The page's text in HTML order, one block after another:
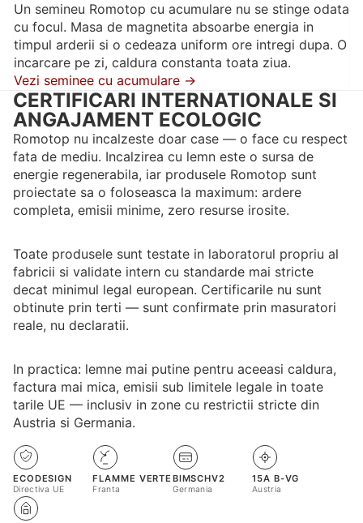
Un semineu Romotop cu acumulare nu se stinge odata
cu focul. Masa de magnetita absoarbe energia in
timpul arderii si o cedeaza uniform ore intregi dupa. O
incarcare pe zi, caldura constanta toata ziua.
Vezi seminee cu acumulare →
CERTIFICARI INTERNATIONALE SI
ANGAJAMENT ECOLOGIC
Romotop nu incalzeste doar case — o face cu respect
fata de mediu. Incalzirea cu lemn este o sursa de
energie regenerabila, iar produsele Romotop sunt
proiectate sa o foloseasca la maximum: ardere
completa, emisii minime, zero resurse irosite.
Toate produsele sunt testate in laboratorul propriu al
fabricii si validate intern cu standarde mai stricte
decat minimul legal european. Certificarile nu sunt
obtinute prin terti — sunt confirmate prin masuratori
reale, nu declaratii.
In practica: lemne mai putine pentru aceeasi caldura,
factura mai mica, emisii sub limitele legale in toate
tarile UE — inclusiv in zone cu restrictii stricte din
Austria si Germania.
ECODESIGN
Directiva UE
FLAMME VERTE
Franta
BIMSCHV2
Germania
15A B-VG
Austria